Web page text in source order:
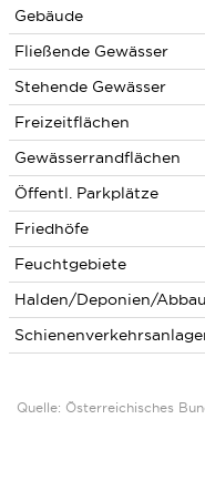
Gebäude
Fließende Gewässer
Stehende Gewässer
Freizeitflächen
Gewässerrandflächen
Öffentl. Parkplätze
Friedhöfe
Feuchtgebiete
Halden/Deponien/
Quelle: Österreichisches